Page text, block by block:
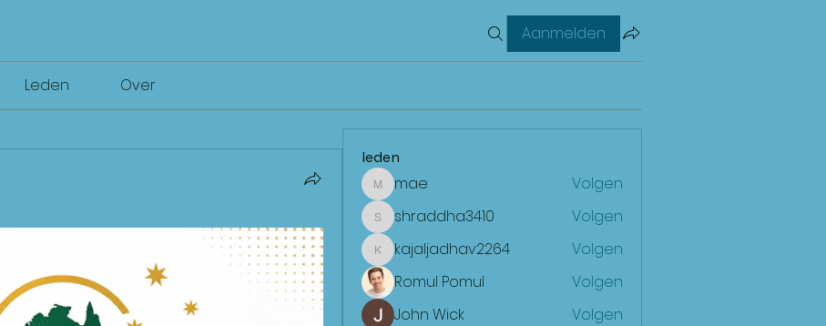
Aanmelden
Leden Over
leden
maemae Volgen
shraddha3410
shraddha3410 Volgen
kajaljadhav2264
kajaljadhav2264
Volgen
Romul Pomul
Volgen
John Wick
Volgen